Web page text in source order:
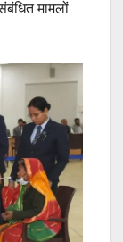
मामलों